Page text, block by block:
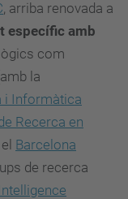
, arriba renovada a
específic amb
com
la
i Informàtica
Recerca en
Barcelona
de recerca